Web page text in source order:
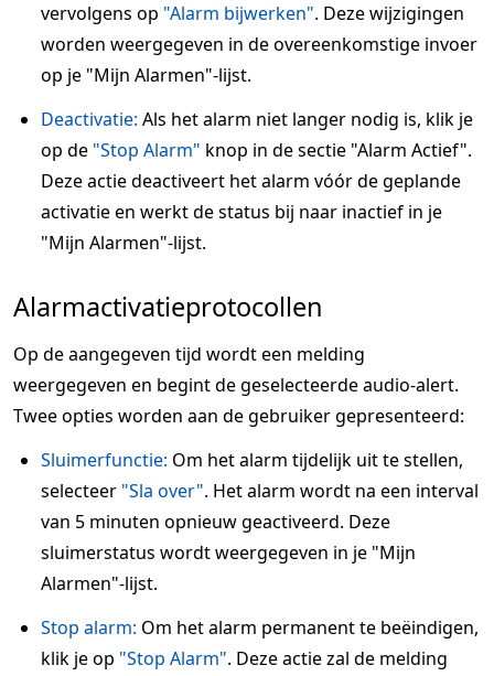
vervolgens op "Alarm bijwerken". Deze wijzigingen
worden weergegeven in de overeenkomstige invoer
op je "Mijn Alarmen"-lijst.
Deactivatie: Als het alarm niet langer nodig is, klik je
op de "Stop Alarm" knop in de sectie "Alarm Actief".
Deze actie deactiveert het alarm vóór de geplande
activatie en werkt de status bij naar inactief in je
"Mijn Alarmen"-lijst.
Alarmactivatieprotocollen
Op de aangegeven tijd wordt een melding
weergegeven en begint de geselecteerde audio-alert.
Twee opties worden aan de gebruiker gepresenteerd:
Sluimerfunctie: Om het alarm tijdelijk uit te stellen,
selecteer "Sla over". Het alarm wordt na een interval
van 5 minuten opnieuw geactiveerd. Deze
sluimerstatus wordt weergegeven in je "Mijn
Alarmen"-lijst.
Stop alarm: Om het alarm permanent te beëindigen,
klik je op "Stop Alarm". Deze actie zal de melding